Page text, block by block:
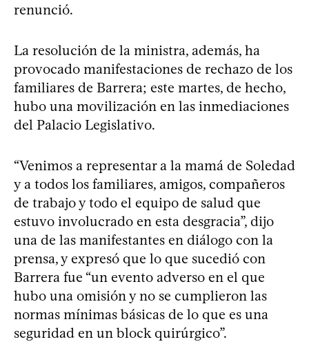
renunció.
La resolución de la ministra, además, ha
provocado manifestaciones de rechazo de los
familiares de Barrera; este martes, de hecho,
hubo una movilización en las inmediaciones
del Palacio Legislativo.
“Venimos a representar a la mamá de Soledad
y a todos los familiares, amigos, compañeros
de trabajo y todo el equipo de salud que
estuvo involucrado en esta desgracia”, dijo
una de las manifestantes en diálogo con la
prensa, y expresó que lo que sucedió con
Barrera fue “un evento adverso en el que
hubo una omisión y no se cumplieron las
normas mínimas básicas de lo que es una
seguridad en un block quirúrgico”.